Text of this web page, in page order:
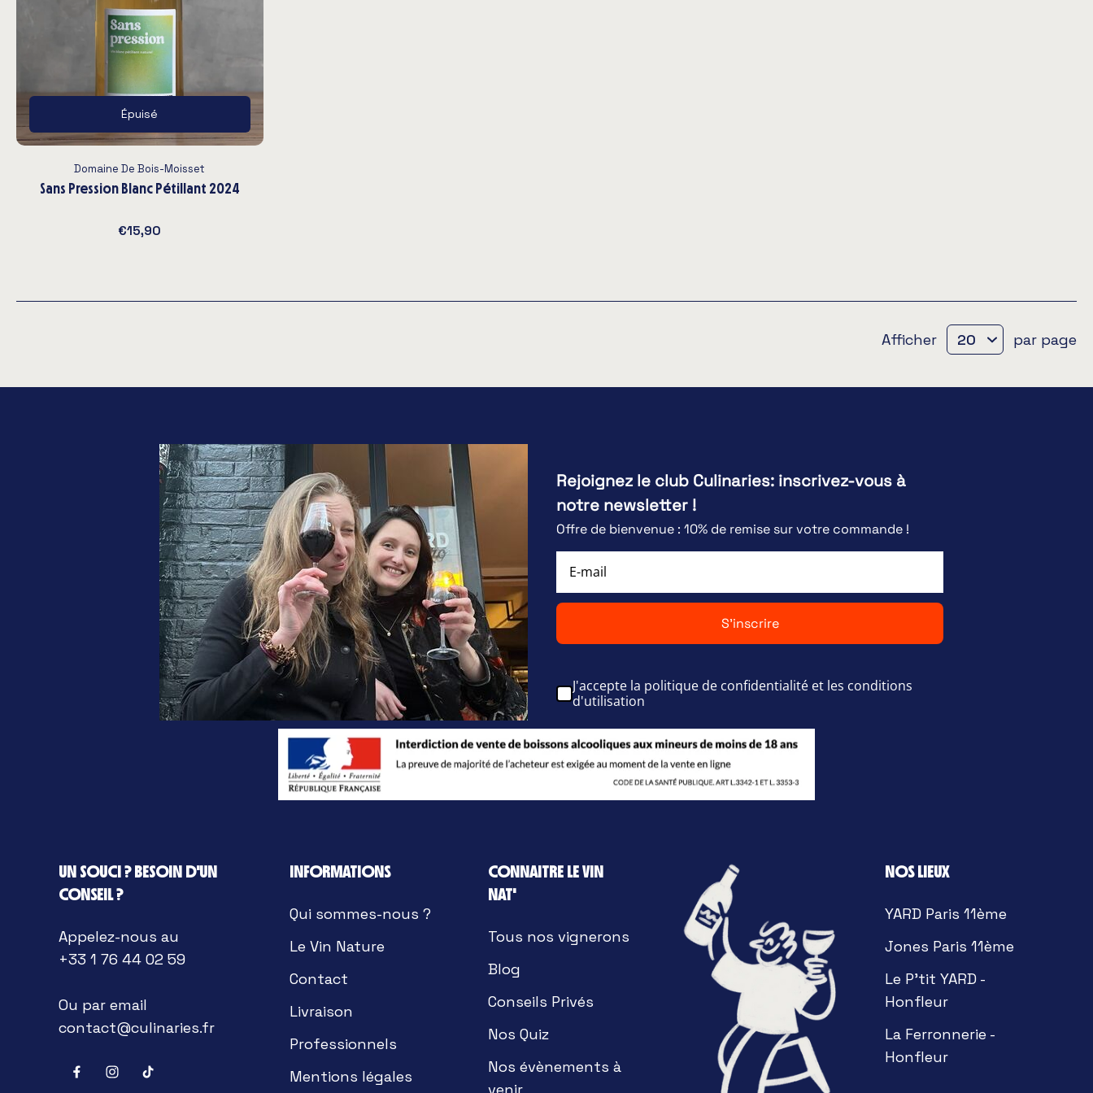
Épuisé
Domaine De Bois-Moisset
Sans Pression Blanc Pétillant 2024
€15,90
Afficher par page
Rejoignez le club Culinaries: inscrivez-vous à
notre newsletter !
Offre de bienvenue : 10% de remise sur votre commande !
S'inscrire
J'accepte la politique de confidentialité et les conditions
d'utilisation
UN SOUCI ? BESOIN D'UN
CONSEIL ?
Appelez-nous au
+33 1 76 44 02 59
Ou par email
contact@culinaries.fr
INFORMATIONS
Qui sommes-nous ?
Le Vin Nature
Contact
Livraison
Professionnels
Mentions légales
CONNAITRE LE VIN
NAT'
Tous nos vignerons
Blog
Conseils Privés
Nos Quiz
Nos évènements à
NOS LIEUX
YARD Paris 11ème
Jones Paris 11ème
Le P'tit YARD -
Honfleur
La Ferronnerie -
Honfleur